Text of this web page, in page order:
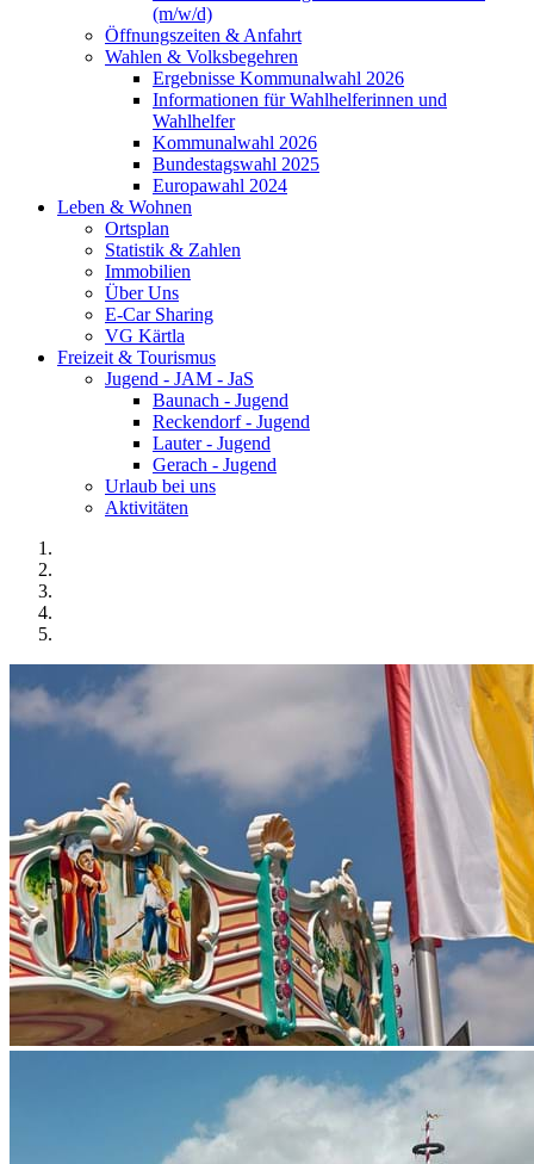
(m/w/d)
Öffnungszeiten & Anfahrt
Wahlen & Volksbegehren
Ergebnisse Kommunalwahl 2026
Informationen für Wahlhelferinnen und
Wahlhelfer
Kommunalwahl 2026
Bundestagswahl 2025
Europawahl 2024
Leben & Wohnen
Ortsplan
Statistik & Zahlen
Immobilien
Über Uns
E-Car Sharing
VG Kärtla
Freizeit & Tourismus
Jugend - JAM - JaS
Baunach - Jugend
Reckendorf - Jugend
Lauter - Jugend
Gerach - Jugend
Urlaub bei uns
Aktivitäten